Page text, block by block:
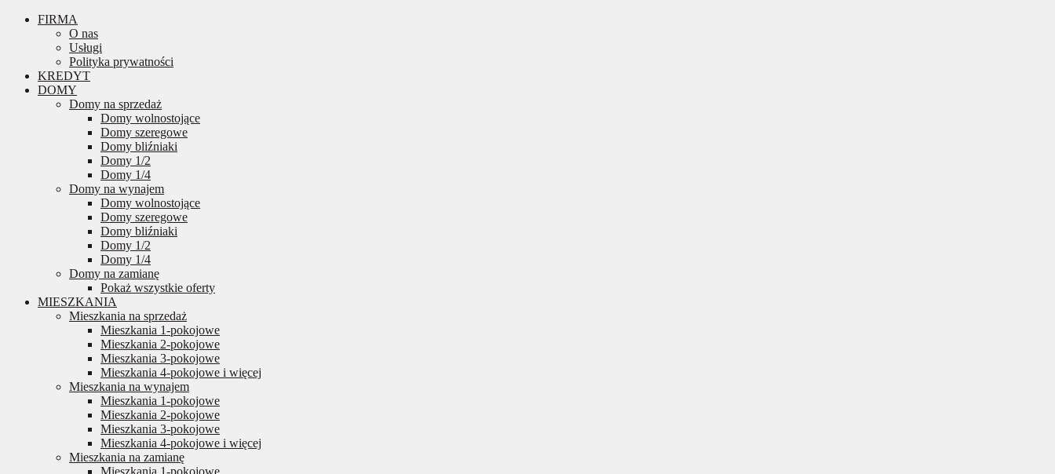
FIRMA
O nas
Usługi
Polityka prywatności
KREDYT
DOMY
Domy na sprzedaż
Domy wolnostojące
Domy szeregowe
Domy bliźniaki
Domy 1/2
Domy 1/4
Domy na wynajem
Domy wolnostojące
Domy szeregowe
Domy bliźniaki
Domy 1/2
Domy 1/4
Domy na zamianę
Pokaż wszystkie oferty
MIESZKANIA
Mieszkania na sprzedaż
Mieszkania 1-pokojowe
Mieszkania 2-pokojowe
Mieszkania 3-pokojowe
Mieszkania 4-pokojowe i więcej
Mieszkania na wynajem
Mieszkania 1-pokojowe
Mieszkania 2-pokojowe
Mieszkania 3-pokojowe
Mieszkania 4-pokojowe i więcej
Mieszkania na zamianę
Mieszkania 1-pokojowe